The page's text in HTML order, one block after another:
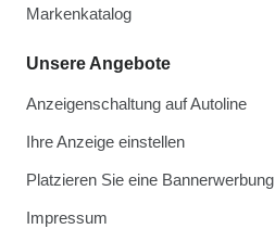
Markenkatalog
Unsere Angebote
Anzeigenschaltung auf Autoline
Ihre Anzeige einstellen
Platzieren Sie eine Bannerwerbung
Impressum